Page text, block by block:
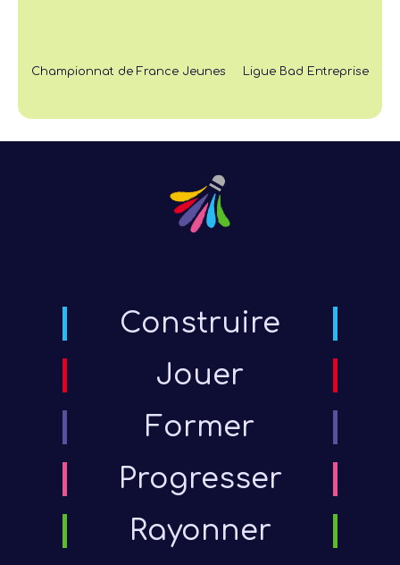
Championnat de France Jeunes Ligue Bad Entreprise
Construire
Jouer
Former
Progresser
Rayonner